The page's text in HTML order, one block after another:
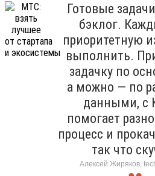
Готовые
бэклог.
приоритетную
выполнить.
задачку по
а можно — по
данными, с
помогает
процесс и
так что
Алексей Жиряков,